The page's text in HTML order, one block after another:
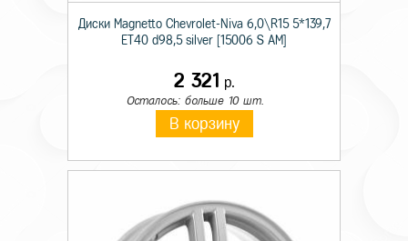
Диски Magnetto Chevrolet-Niva 6,0\R15 5*139,7
ET40 d98,5 silver [15006 S AM]
2 321 р.
Осталось: больше 10 шт.
В корзину